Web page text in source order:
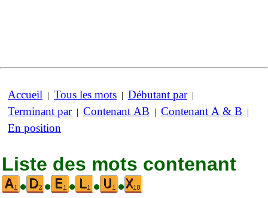
Accueil | Tous les mots | Débutant par|
Terminant par| Contenant AB | Contenant A & B |
En position
Liste des mots contenant
•
• • • •